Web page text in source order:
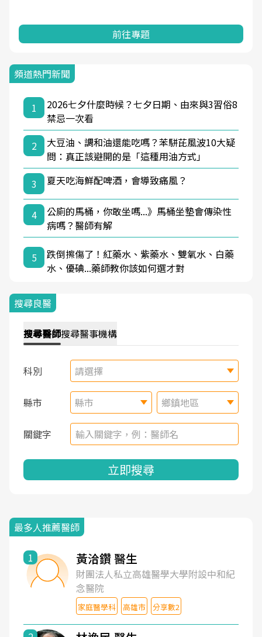
前往專題
頻道熱門新聞
1
2026七夕什麼時候？七夕日期、由來與3習俗8
禁忌一次看
2
大豆油、調和油還能吃嗎？苯駢芘風波10大疑
問：真正該避開的是「這種用油方式」
3
夏天吃海鮮配啤酒，會導致痛風？
4
公廁的馬桶，你敢坐嗎...》馬桶坐墊會傳染性
病嗎？醫師有解
5
跌倒擦傷了！紅藥水、紫藥水、雙氧水、白藥
水、優碘...藥師教你該如何選才對
搜尋良醫
搜尋醫師搜尋醫事機構
科別 請選擇
縣市 縣市 鄉鎮地區
關鍵字
立即搜尋
最多人推薦醫師
1 黃洽鑽 醫生
財團法人私立高雄醫學大學附設中和紀
念醫院
家庭醫學科 高雄市 分享數2